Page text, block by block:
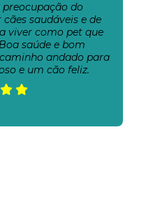
do
saudáveis e de
viver como pet que
saúde e bom
andado para
e um cão feliz.